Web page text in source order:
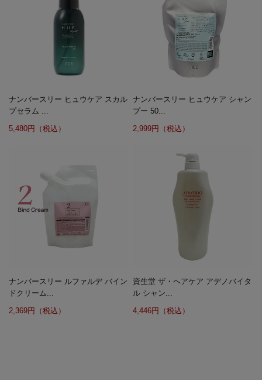
ナンバースリー ヒュウケア スカル
プセラム ...
5,480円（税込）
ナンバースリー ヒュウケア シャン
プー 50...
2,999円（税込）
ナンバースリー ルファルデ バイン
ドクリーム...
2,369円（税込）
資生堂 ザ・ヘアケア アデノバイタ
ル シャン...
4,446円（税込）